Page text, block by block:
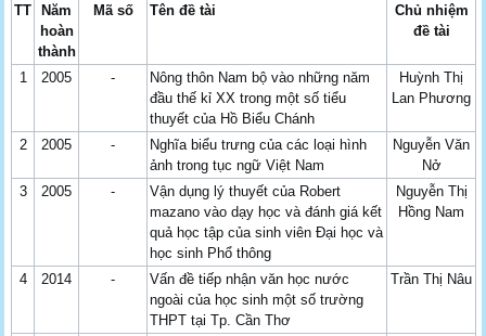
TT
Năm
hoàn
thành
Mã số Tên đề tài
Chủ nhiệm
đề tài
1 2005 -
Nông thôn Nam bộ vào những năm
đầu thế kỉ XX trong một số tiểu
thuyết của Hồ Biểu Chánh
Huỳnh Thị
Lan Phương
2 2005 -
Nghĩa biểu trưng của các loại hình
ảnh trong tục ngữ Việt Nam
Nguyễn Văn
Nở
3
2005 -
Vận dụng lý thuyết của Robert
mazano vào dạy học và đánh giá kết
quả học tập của sinh viên Đại học và
học sinh Phổ thông
Nguyễn Thị
Hồng Nam
4 2014 -
Vấn đề tiếp nhận văn học nước
ngoài của học sinh một số trường
THPT tại Tp. Cần Thơ
Trần Thị Nâu